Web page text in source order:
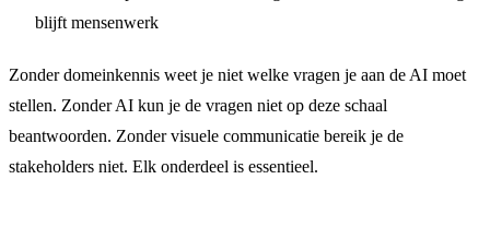
blijft mensenwerk
Zonder domeinkennis weet je niet welke vragen je aan de AI moet
stellen. Zonder AI kun je de vragen niet op deze schaal
beantwoorden. Zonder visuele communicatie bereik je de
stakeholders niet. Elk onderdeel is essentieel.